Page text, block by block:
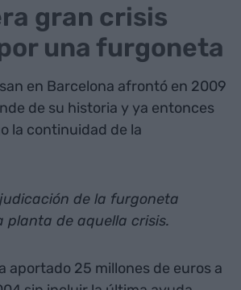
gran crisis
una furgoneta
en Barcelona afrontó en 2009
de su historia y ya entonces
la continuidad de la
de la furgoneta
planta de aquella crisis.
aportado 25 millones de euros a